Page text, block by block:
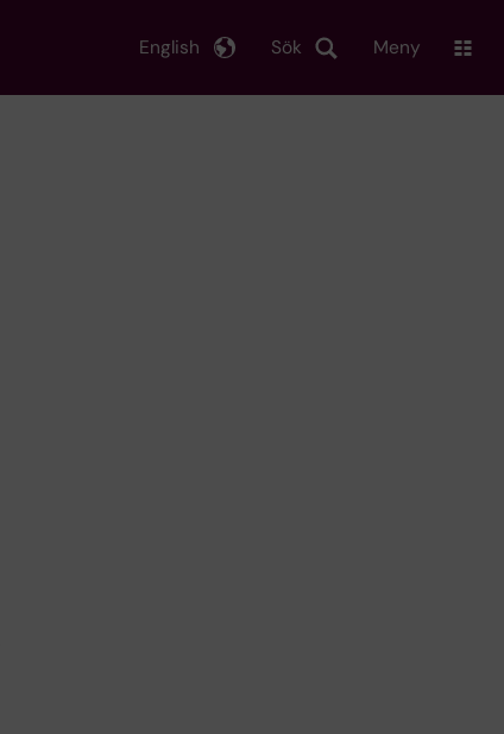
Sök
English Meny